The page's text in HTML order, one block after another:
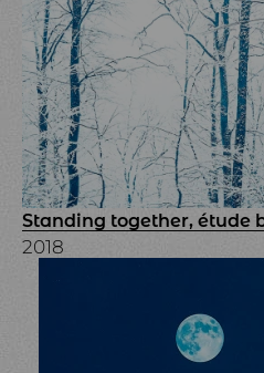
Standing together, étude
2018